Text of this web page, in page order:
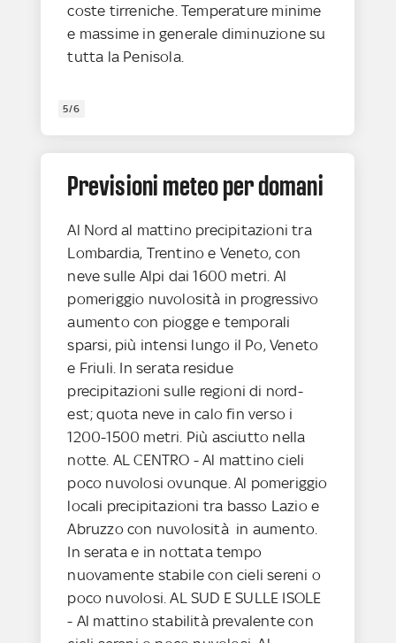
coste tirreniche. Temperature minime
e massime in generale diminuzione su
tutta la Penisola.
5/6
Previsioni meteo per domani
Al Nord al mattino precipitazioni tra
Lombardia, Trentino e Veneto, con
neve sulle Alpi dai 1600 metri. Al
pomeriggio nuvolosità in progressivo
aumento con piogge e temporali
sparsi, più intensi lungo il Po, Veneto
e Friuli. In serata residue
precipitazioni sulle regioni di nord-
est; quota neve in calo fin verso i
1200-1500 metri. Più asciutto nella
notte. AL CENTRO - Al mattino cieli
poco nuvolosi ovunque. Al pomeriggio
locali precipitazioni tra basso Lazio e
Abruzzo con nuvolosità in aumento.
In serata e in nottata tempo
nuovamente stabile con cieli sereni o
poco nuvolosi. AL SUD E SULLE ISOLE
- Al mattino stabilità prevalente con